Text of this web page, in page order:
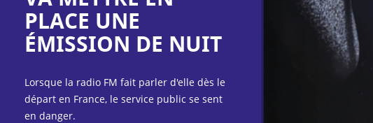
PLACE UNE
ÉMISSION DE NUIT
Lorsque la radio FM fait parler d'elle dès le
départ en France, le service public se sent
en danger.